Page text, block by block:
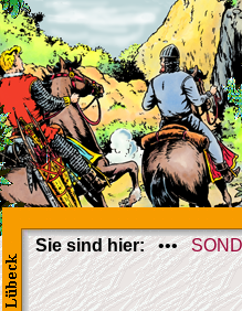
Sie sind hier:•••